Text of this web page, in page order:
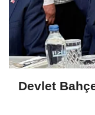
Devlet